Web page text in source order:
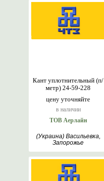
цену уточняйте
в наличии
Кант уплотнительный (п/
метр) 24-59-228
ТОВ Аерлайн
(Украина) Васильевка,
Запорожье